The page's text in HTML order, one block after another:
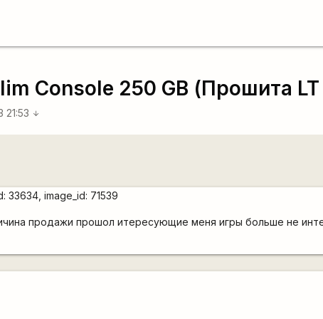
Console 250 GB (Прошита LT
21:53 arrow_downward
продажи прошол итересующие меня игры больше не